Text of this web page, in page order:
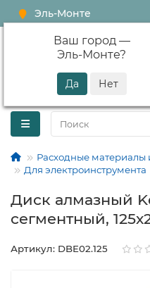
Эль-Монте
Ваш город —
Эль-Монте?
Расходные материалы
Для электроинструмента
Диск алмазный
сегментный,
Артикул: DBE02.125